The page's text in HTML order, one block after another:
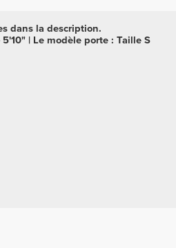
dans la description.
| Le modèle porte : Taille S